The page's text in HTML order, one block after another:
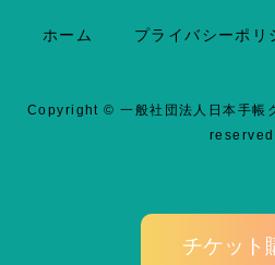
チケット
ホーム プライバシーポリ
Copyright ©一般社団法人日本手帳
reserved.